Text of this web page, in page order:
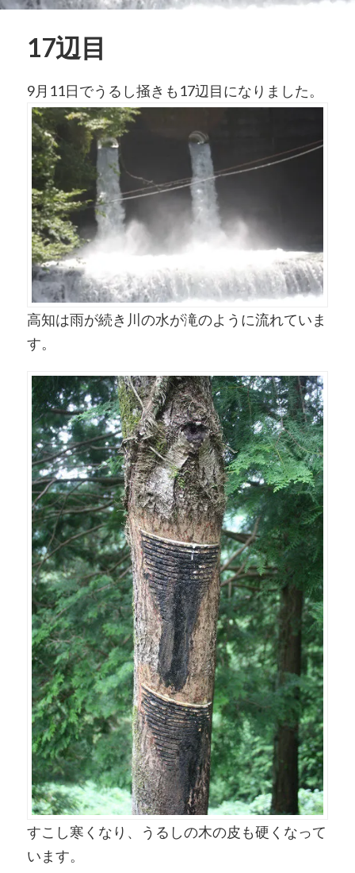
17辺目
9月11日でうるし掻きも17辺目になりました。
高知は雨が続き川の水が滝のように流れていま
す。
すこし寒くなり、うるしの木の皮も硬くなって
います。